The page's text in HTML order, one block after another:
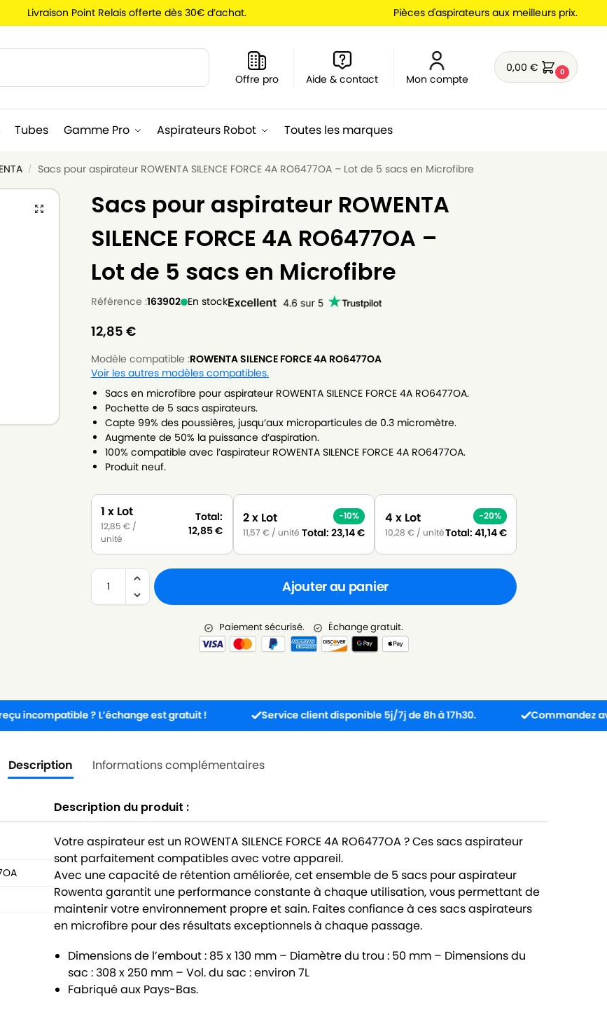
Livraison Point Relais offerte dès 30€ d’achat. Pièces d'aspirateurs aux meilleurs prix.
Offre pro Aide & contact Mon compte
0,00€ 0
Tubes Gamme Pro Aspirateurs Robot Toutes les marques
/ Sacs pour aspirateur ROWENTA SILENCE FORCE 4A RO6477OA – Lot de 5 sacs en Microfibre
Sacs pour aspirateur ROWENTA
SILENCE FORCE 4A RO6477OA –
Lot de 5 sacs en Microfibre
Référence :163902 En stock
12,85 €
Modèle compatible :ROWENTA SILENCE FORCE 4A RO6477OA
Voir les autres modèles compatibles.
Sacs en microfibre pour aspirateur ROWENTA SILENCE FORCE 4A RO6477OA.
Pochette de 5 sacs aspirateurs.
Capte 99% des poussières, jusqu’aux microparticules de 0.3 micromètre.
Augmente de 50% la puissance d’aspiration.
100% compatible avec l’aspirateur ROWENTA SILENCE FORCE 4A RO6477OA.
Produit neuf.
1 x Lot
12,85€ /
unité
Total:
12,85€
2 x Lot
11,57€ / unité
-10%
Total: 23,14€
4 x Lot
10,28 € / unité
-20%
Total: 41,14€
Ajouter au panier
Paiement sécurisé. Échange gratuit.
? L’échange est gratuit ! Service client disponible 5j/7j de 8h à 17h30. Commandez avant 13h
Description Informations complémentaires
Description du produit :
Votre aspirateur est un ROWENTA SILENCE FORCE 4A RO6477OA ? Ces sacs aspirateur
sont parfaitement compatibles avec votre appareil.
Avec une capacité de rétention améliorée, cet ensemble de 5 sacs pour aspirateur
Rowenta garantit une performance constante à chaque utilisation, vous permettant de
maintenir votre environnement propre et sain. Faites confiance à ces sacs aspirateurs
en microfibre pour des résultats exceptionnels à chaque passage.
Dimensions de l’embout : 85 x 130 mm – Diamètre du trou : 50 mm – Dimensions du
sac : 308 x 250 mm – Vol. du sac : environ 7L
Fabriqué aux Pays-Bas.